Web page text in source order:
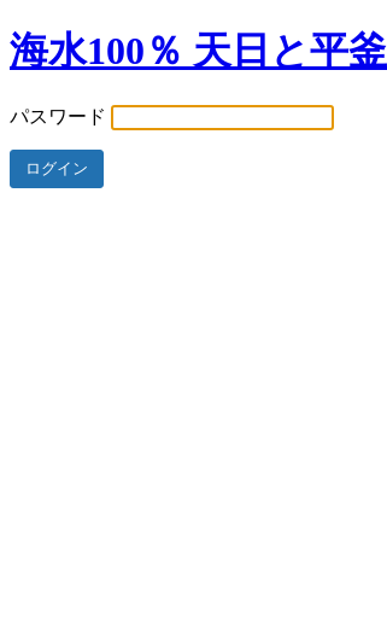
海水100％ 天日と平
パスワード